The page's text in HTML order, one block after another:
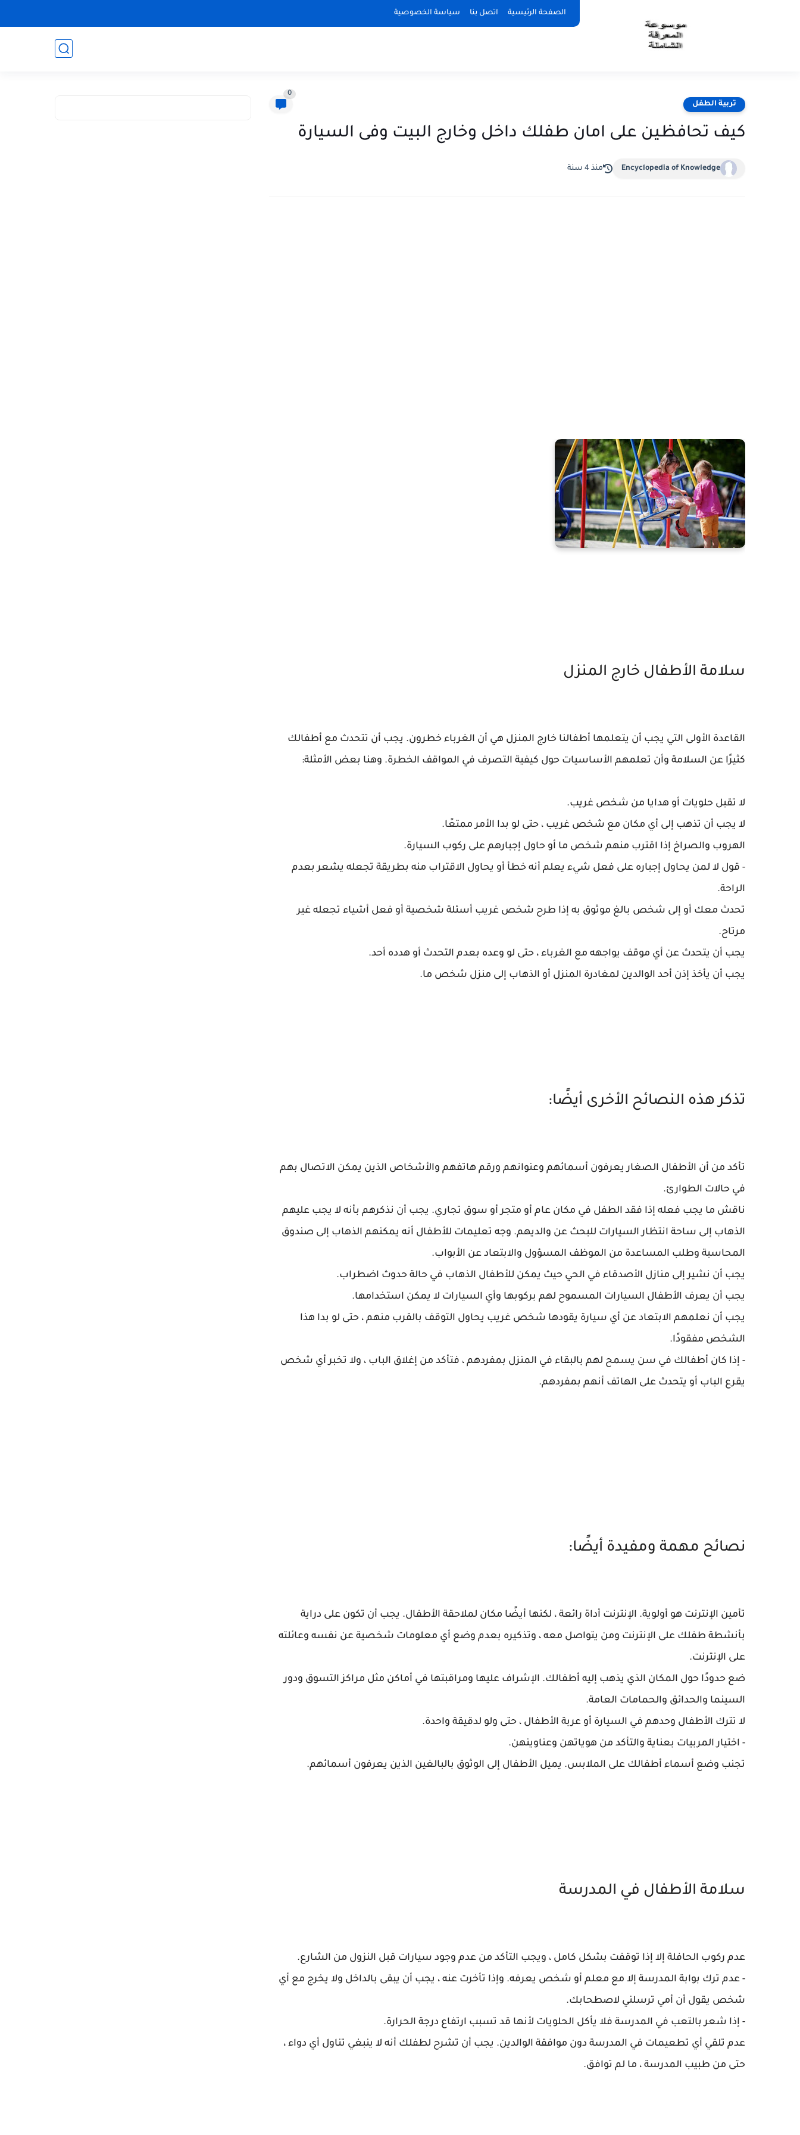
الصفحة الرئيسية اتصل بنا سياسة الخصوصية
تربية الطفل
0
كيف تحافظين على امان طفلك داخل وخارج البيت وفى السيارة
Encyclopedia of Knowledge منذ 4 سنة
سلامة الأطفال خارج المنزل
القاعدة الأولى التي يجب أن يتعلمها أطفالنا خارج المنزل هي أن الغرباء خطرون. يجب أن تتحدث مع أطفالك
كثيرًا عن السلامة وأن تعلمهم الأساسيات حول كيفية التصرف في المواقف الخطرة. وهنا بعض الأمثلة:
لا تقبل حلويات أو هدايا من شخص غريب.
لا يجب أن تذهب إلى أي مكان مع شخص غريب ، حتى لو بدا الأمر ممتعًا.
الهروب والصراخ إذا اقترب منهم شخص ما أو حاول إجبارهم على ركوب السيارة.
- قول لا لمن يحاول إجباره على فعل شيء يعلم أنه خطأ أو يحاول الاقتراب منه بطريقة تجعله يشعر بعدم
الراحة.
تحدث معك أو إلى شخص بالغ موثوق به إذا طرح شخص غريب أسئلة شخصية أو فعل أشياء تجعله غير
مرتاح.
يجب أن يتحدث عن أي موقف يواجهه مع الغرباء ، حتى لو وعده بعدم التحدث أو هدده أحد.
يجب أن يأخذ إذن أحد الوالدين لمغادرة المنزل أو الذهاب إلى منزل شخص ما.
تذكر هذه النصائح الأخرى أيضًا:
تأكد من أن الأطفال الصغار يعرفون أسمائهم وعنوانهم ورقم هاتفهم والأشخاص الذين يمكن الاتصال بهم
في حالات الطوارئ.
ناقش ما يجب فعله إذا فقد الطفل في مكان عام أو متجر أو سوق تجاري. يجب أن نذكرهم بأنه لا يجب عليهم
الذهاب إلى ساحة انتظار السيارات للبحث عن والديهم. وجه تعليمات للأطفال أنه يمكنهم الذهاب إلى صندوق
المحاسبة وطلب المساعدة من الموظف المسؤول والابتعاد عن الأبواب.
يجب أن نشير إلى منازل الأصدقاء في الحي حيث يمكن للأطفال الذهاب في حالة حدوث اضطراب.
يجب أن يعرف الأطفال السيارات المسموح لهم بركوبها وأي السيارات لا يمكن استخدامها.
يجب أن نعلمهم الابتعاد عن أي سيارة يقودها شخص غريب يحاول التوقف بالقرب منهم ، حتى لو بدا هذا
الشخص مفقودًا.
- إذا كان أطفالك في سن يسمح لهم بالبقاء في المنزل بمفردهم ، فتأكد من إغلاق الباب ، ولا تخبر أي شخص
يقرع الباب أو يتحدث على الهاتف أنهم بمفردهم.
نصائح مهمة ومفيدة أيضًا:
تأمين الإنترنت هو أولوية. الإنترنت أداة رائعة ، لكنها أيضًا مكان لملاحقة الأطفال. يجب أن تكون على دراية
بأنشطة طفلك على الإنترنت ومن يتواصل معه ، وتذكيره بعدم وضع أي معلومات شخصية عن نفسه وعائلته
على الإنترنت.
ضع حدودًا حول المكان الذي يذهب إليه أطفالك. الإشراف عليها ومراقبتها في أماكن مثل مراكز التسوق ودور
السينما والحدائق والحمامات العامة.
لا تترك الأطفال وحدهم في السيارة أو عربة الأطفال ، حتى ولو لدقيقة واحدة.
- اختيار المربيات بعناية والتأكد من هوياتهن وعناوينهن.
تجنب وضع أسماء أطفالك على الملابس. يميل الأطفال إلى الوثوق بالبالغين الذين يعرفون أسمائهم.
سلامة الأطفال في المدرسة
عدم ركوب الحافلة إلا إذا توقفت بشكل كامل ، ويجب التأكد من عدم وجود سيارات قبل النزول من الشارع.
- عدم ترك بوابة المدرسة إلا مع معلم أو شخص يعرفه. وإذا تأخرت عنه ، يجب أن يبقى بالداخل ولا يخرج مع أي
شخص يقول أن أمي ترسلني لاصطحابك.
- إذا شعر بالتعب في المدرسة فلا يأكل الحلويات لأنها قد تسبب ارتفاع درجة الحرارة.
عدم تلقي أي تطعيمات في المدرسة دون موافقة الوالدين. يجب أن تشرح لطفلك أنه لا ينبغي تناول أي دواء ،
حتى من طبيب المدرسة ، ما لم توافق.